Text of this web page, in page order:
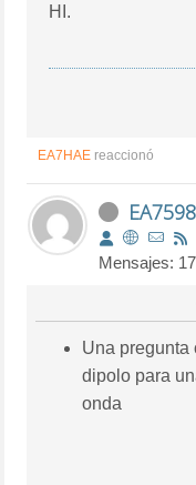
HI.
EA7HAE reaccionó
Mensajes: 17
Una pregunta
dipolo para
onda